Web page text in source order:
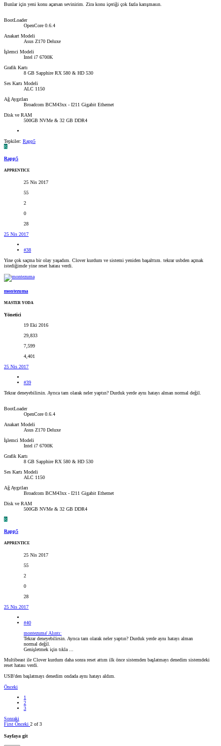
Bunlar için yeni konu açarsan sevinirim. Zira konu içeriği çok fazla karışmasın.
BootLoader
OpenCore 0.6.4
Anakart Modeli
Asus Z170 Deluxe
İşlemci Modeli
Intel i7 6700K
Grafik Kartı
8 GB Sapphire RX 580 & HD 530
Ses Kartı Modeli
ALC 1150
Ağ Aygıtları
Broadcom BCM43xx - I211 Gigabit Ethernet
Disk ve RAM
500GB NVMe & 32 GB DDR4
Tepkiler: Rapp5
R
Rapp5
APPRENTICE
25 Nis 2017
55
2
0
28
25 Nis 2017
#38
Yine çok saçma bir olay yaşadım. Clover kurdum ve sistemi yeniden başalttım. tekrar usbden açmak
istediğimde yine reset hatası verdi.
montezuma
MASTER YODA
Yönetici
19 Eki 2016
29,833
7,599
4,401
25 Nis 2017
#39
Tekrar deneyebilirsin. Ayrıca tam olarak neler yaptın? Durduk yerde aynı hatayı alman normal değil.
BootLoader
OpenCore 0.6.4
Anakart Modeli
Asus Z170 Deluxe
İşlemci Modeli
Intel i7 6700K
Grafik Kartı
8 GB Sapphire RX 580 & HD 530
Ses Kartı Modeli
ALC 1150
Ağ Aygıtları
Broadcom BCM43xx - I211 Gigabit Ethernet
Disk ve RAM
500GB NVMe & 32 GB DDR4
R
Rapp5
APPRENTICE
25 Nis 2017
55
2
0
28
25 Nis 2017
#40
montezuma' Alıntı:
Tekrar deneyebilirsin. Ayrıca tam olarak neler yaptın? Durduk yerde aynı hatayı alman
normal değil.
Genişletmek için tıkla ...
Multibeast ile Clover kurdum daha sonra reset attım ilk önce sistemden başlatmayı denedim sistemdeki
reset hatası verdi.
USB'den başlatmayı denedim ondada aynı hatayı aldım.
Önceki
1
2
3
Sonraki
First Önceki 2 of 3
Sayfaya git